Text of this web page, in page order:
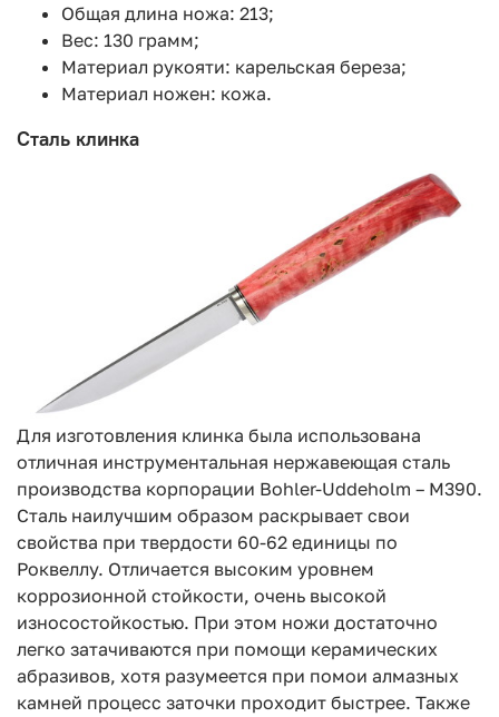
Общая длина ножа: 213;
Вес: 130 грамм;
Материал рукояти: карельская береза;
Материал ножен: кожа.
Сталь клинка
Для изготовления клинка была использована
отличная инструментальная нержавеющая сталь
производства корпорации Bohler-Uddeholm – М390.
Сталь наилучшим образом раскрывает свои
свойства при твердости 60-62 единицы по
Роквеллу. Отличается высоким уровнем
коррозионной стойкости, очень высокой
износостойкостью. При этом ножи достаточно
легко затачиваются при помощи керамических
абразивов, хотя разумеется при помои алмазных
камней процесс заточки проходит быстрее. Также